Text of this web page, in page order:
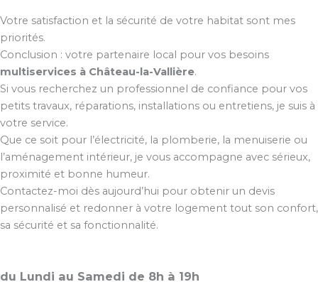
Votre satisfaction et la sécurité de votre habitat sont mes
priorités.
Conclusion : votre partenaire local pour vos besoins
multiservices à Château-la-Vallière.
Si vous recherchez un professionnel de confiance pour vos
petits travaux, réparations, installations ou entretiens, je suis à
votre service.
Que ce soit pour l’électricité, la plomberie, la menuiserie ou
l’aménagement intérieur, je vous accompagne avec sérieux,
proximité et bonne humeur.
Contactez-moi dès aujourd’hui pour obtenir un devis
personnalisé et redonner à votre logement tout son confort,
sa sécurité et sa fonctionnalité.
du Lundi au Samedi de 8h à 19h